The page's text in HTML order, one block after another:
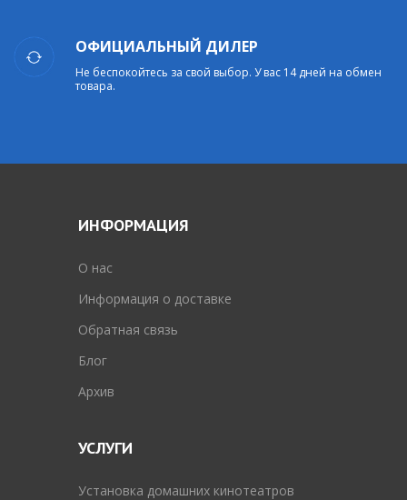
ОФИЦИАЛЬНЫЙ ДИЛЕР
Не беспокойтесь за свой выбор. У вас 14 дней на обмен
товара.
ИНФОРМАЦИЯ
O нас
Информация о доставке
Обратная связь
Блог
Архив
УСЛУГИ
Установка домашних кинотеатров